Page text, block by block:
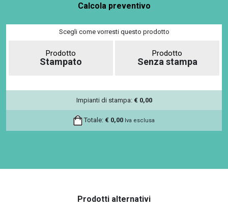
Calcola preventivo
Scegli come vorresti questo prodotto
Prodotto
Stampato
Prodotto
Senza stampa
Impianti di stampa: € 0,00
Totale: € 0,00 Iva esclusa
Prodotti alternativi